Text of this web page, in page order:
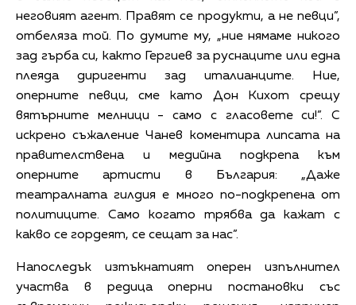
неговият агент. Правят се продукти, а не певци”,
отбеляза той. По думите му, „ние нямаме никого
зад гърба си, както Гергиев за руснаците или една
плеяда диригенти зад италианците. Ние,
оперните певци, сме като Дон Кихот срещу
вятърните мелници - само с гласовете си!”. С
искрено съжаление Чанев коментира липсата на
правителствена и медийна подкрепа към
оперните артисти в България: „Даже
театралната гилдия е много по-подкрепена от
политиците. Само когато трябва да кажат с
какво се гордеят, се сещат за нас”.
Напоследък изтъкнатият оперен изпълнител
участва в редица оперни постановки със